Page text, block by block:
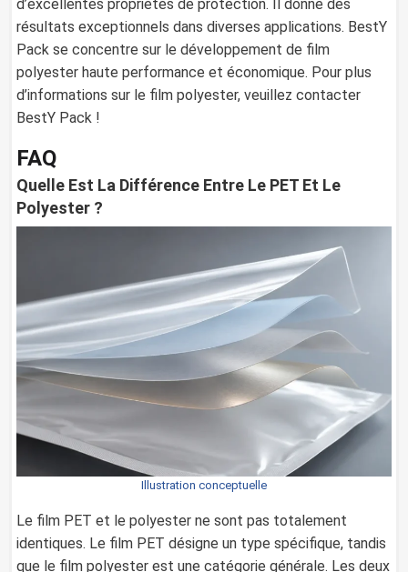
d’excellentes propriétés de protection. Il donne des
résultats exceptionnels dans diverses applications. BestY
Pack se concentre sur le développement de film
polyester haute performance et économique. Pour plus
d’informations sur le film polyester, veuillez contacter
BestY Pack !
FAQ
Quelle Est La Différence Entre Le PET Et Le
Polyester ?
Illustration conceptuelle
Le film PET et le polyester ne sont pas totalement
identiques. Le film PET désigne un type spécifique, tandis
que le film polyester est une catégorie générale. Les deux